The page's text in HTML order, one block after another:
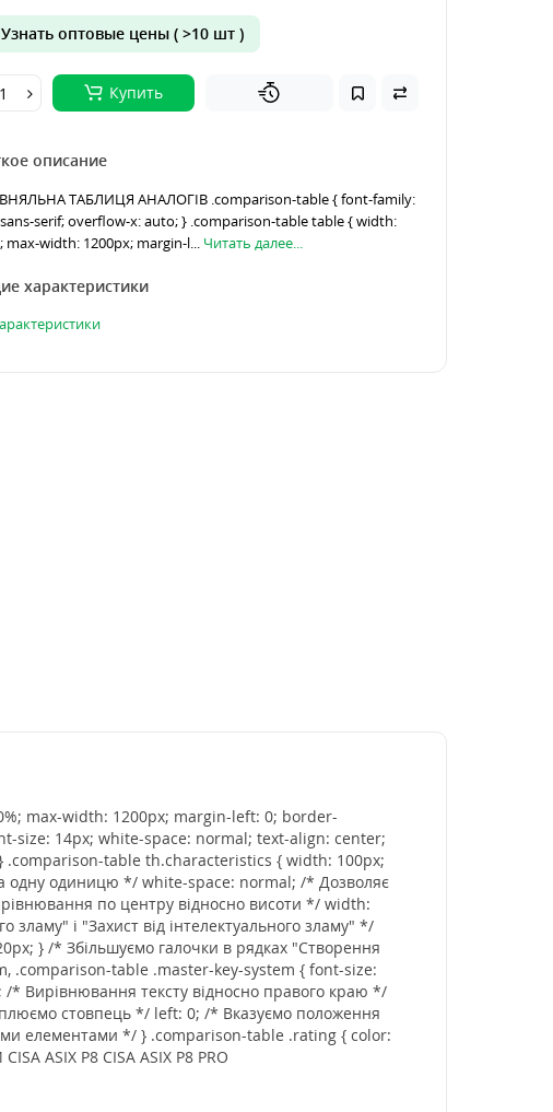
Узнать оптовые цены ( >10 шт )
Купить
описание
ТАБЛИЦЯ АНАЛОГІВ .comparison-table { font-family:
serif; overflow-x: auto; } .comparison-table table { width:
max-width: 1200px; margin-l... Читать далее...
характеристики
max-width: 1200px; margin-left: 0; border-
size: 14px; white-space: normal; text-align: center;
table th.characteristics { width: 100px;
одиницю */ white-space: normal; /* Дозволяє
по центру відносно висоти */ width:
і "Захист від інтелектуального зламу" */
} /* Збільшуємо галочки в рядках "Створення
.comparison-table .master-key-system { font-size:
Вирівнювання тексту відносно правого краю */
стовпець */ left: 0; /* Вказуємо положення
елементами */ } .comparison-table .rating { color:
ASIX P8 CISA ASIX P8 PRO